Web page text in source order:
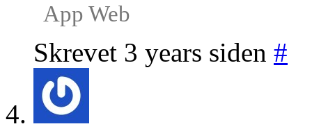
App Web
Skrevet 3 years siden #